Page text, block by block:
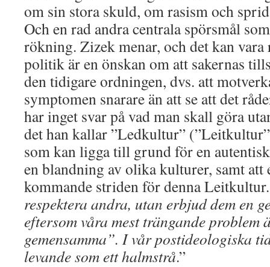
om sin stora skuld, om rasism och
Och en rad andra centrala spörsmål
rökning. Zizek menar, och det kan
politik är en önskan om att sakernas
den tidigare ordningen, dvs. att
symptomen snarare än att se att det
har inget svar på vad man skall göra
det han kallar ”Ledkultur”
som kan ligga till grund för en
en blandning av olika kulturer, samt att
kommande striden för denna
respektera andra, utan erbjud dem en
eftersom våra mest trängande problem
gemensamma”. I vår postideologiska
levande som ett halmstrå.”